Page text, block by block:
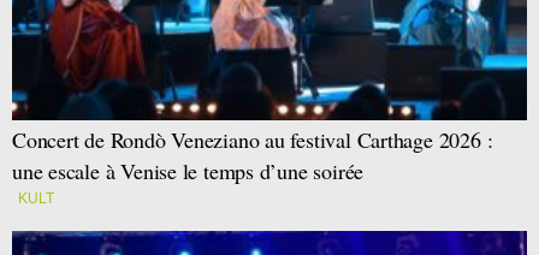
Concert de Rondò Veneziano au festival Carthage 2026 :
une escale à Venise le temps d’une soirée
KULT